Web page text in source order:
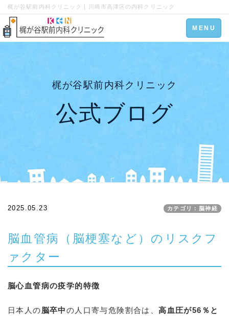
梶が谷駅前内科クリニック | 川崎市高津区の内科クリニック
Toggle
navigation
MENU
梶が谷駅前内科クリニック
公式ブログ
2025.05.23 カテゴリ：脳神経
脳血管病（脳梗塞など）のリスクフ
ァクター
脳心血管病の疫学的特徴
日本人の脳卒中の人口寄与危険割合は、高血圧が56％と